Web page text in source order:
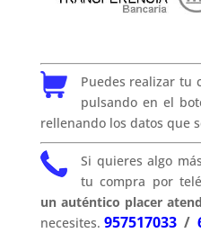
Puedes realizar tu
pulsando en el
rellenando los datos que
Si quieres algo
tu compra por
un auténtico placer
necesites. 957517033/